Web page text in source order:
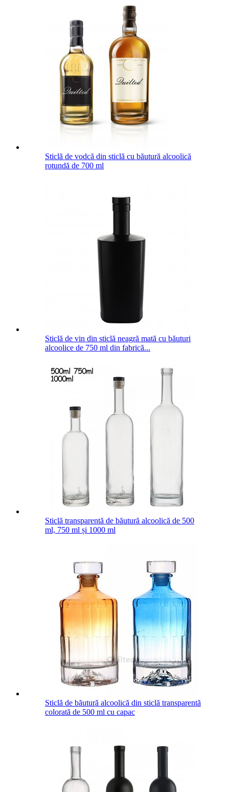
Sticlă de vodcă din sticlă cu băutură alcoolică
rotundă de 700 ml
Sticlă de vin din sticlă neagră mată cu băuturi
alcoolice de 750 ml din fabrică...
Sticlă transparentă de băutură alcoolică de 500
ml, 750 ml și 1000 ml
Sticlă de băutură alcoolică din sticlă transparentă
colorată de 500 ml cu capac